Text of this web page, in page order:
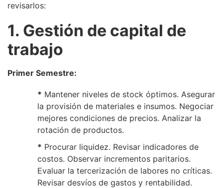
revisarlos:
1. Gestión de capital de
trabajo
Primer Semestre:
* Mantener niveles de stock óptimos. Asegurar
la provisión de materiales e insumos. Negociar
mejores condiciones de precios. Analizar la
rotación de productos.
* Procurar liquidez. Revisar indicadores de
costos. Observar incrementos paritarios.
Evaluar la tercerización de labores no críticas.
Revisar desvíos de gastos y rentabilidad.